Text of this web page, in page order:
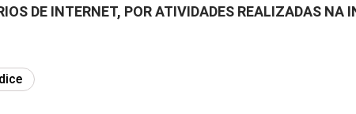
DE INTERNET, POR ATIVIDADES REALIZADAS NA